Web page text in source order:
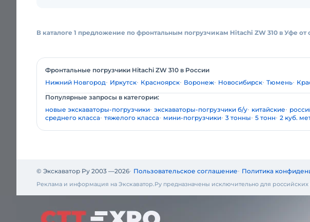
В каталоге 1 предложение по фронтальным погрузчикам Hitachi ZW 310 в Уфе
Фронтальные погрузчики Hitachi ZW 310 в России
Нижний Новгород Иркутск Красноярск Воронеж Новосибирск Тюмень
Популярные запросы в категории:
новые экскаваторы-погрузчики экскаваторы-погрузчики б/у китайские
среднего класса тяжелого класса мини-погрузчики 3 тонны 5 тонн 2 куб.
© Экскаватор Ру 2003 —2026 Пользовательское соглашение Политика
Реклама и информация на Экскаватор.Ру предназначены исключительно для российских